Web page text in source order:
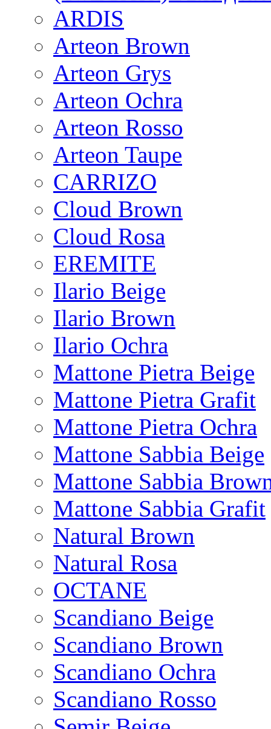
ARDIS
Arteon Brown
Arteon Grys
Arteon Ochra
Arteon Rosso
Arteon Taupe
CARRIZO
Cloud Brown
Cloud Rosa
EREMITE
Ilario Beige
Ilario Brown
Ilario Ochra
Mattone Pietra Beige
Mattone Pietra Grafit
Mattone Pietra Ochra
Mattone Sabbia Beige
Mattone Sabbia
Mattone Sabbia Grafit
Natural Brown
Natural Rosa
OCTANE
Scandiano Beige
Scandiano Brown
Scandiano Ochra
Scandiano Rosso